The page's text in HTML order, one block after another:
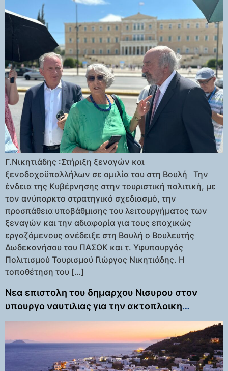
Γ.Νικητιάδης :Στήριξη ξεναγών και
ξενοδοχοϋπαλλήλων σε ομιλία του στη Βουλή Την
ένδεια της Κυβέρνησης στην τουριστική πολιτική, με
τον ανύπαρκτο στρατηγικό σχεδιασμό, την
προσπάθεια υποβάθμισης του λειτουργήματος των
ξεναγών και την αδιαφορία για τους εποχικώς
εργαζόμενους ανέδειξε στη Βουλή ο Βουλευτής
Δωδεκανήσου του ΠΑΣΟΚ και τ. Υφυπουργός
Πολιτισμού Τουρισμού Γιώργος Νικητιάδης. Η
τοποθέτηση του […]
Νεα επιστολη του δημαρχου Νισυρου στον
υπουργο ναυτιλιας για την ακτοπλοικη
συνδεση Κω Νισυρου